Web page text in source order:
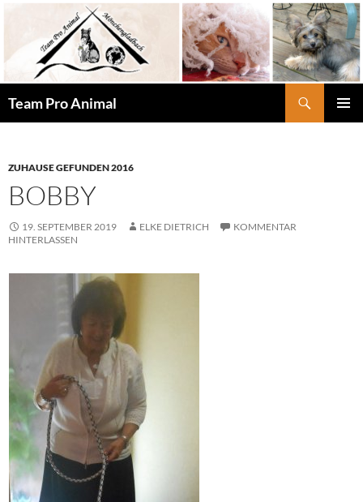
springen
Team Pro Animal
ZUHAUSE GEFUNDEN 2016
BOBBY
19. SEPTEMBER 2019 ELKE DIETRICH
KOMMENTAR
HINTERLASSEN